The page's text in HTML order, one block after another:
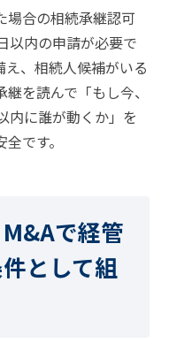
場合の相続承継認可
以内の申請が必要で
、相続人候補がいる
継を読んで「もし今、
内に誰が動くか」を
です。
で経管
として組